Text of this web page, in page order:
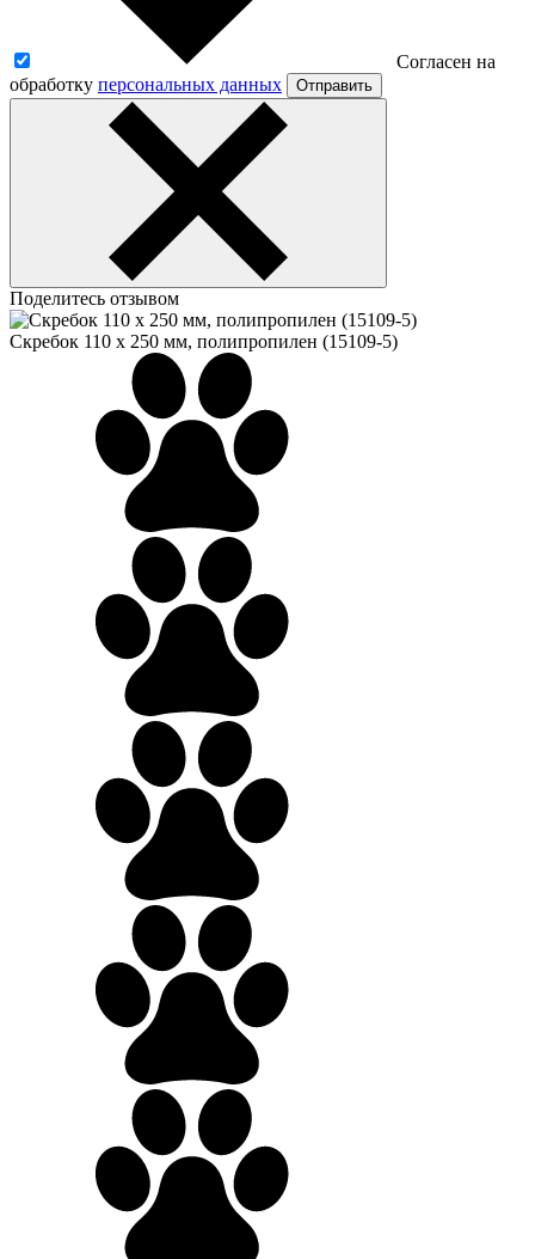
Согласен на
обработку персональных данных Отправить
Поделитесь отзывом
Скребок 110 x 250 мм, полипропилен (15109-5)